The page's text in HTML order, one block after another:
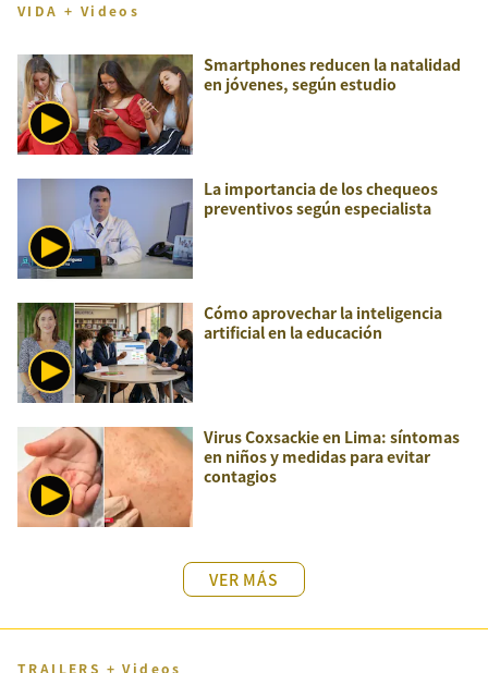
VIDA + Videos
Smartphones reducen la natalidad
en jóvenes, según estudio
La importancia de los chequeos
preventivos según especialista
Cómo aprovechar la inteligencia
artificial en la educación
Virus Coxsackie en Lima: síntomas
en niños y medidas para evitar
contagios
VER MÁS
TRAILERS + Videos